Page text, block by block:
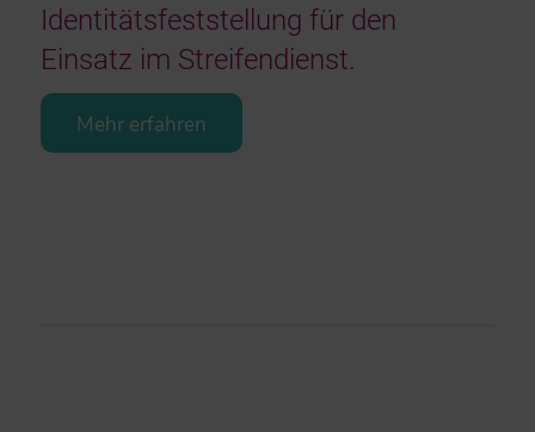
Identitätsfeststellung für den
Einsatz im Streifendienst.
Mehr erfahren